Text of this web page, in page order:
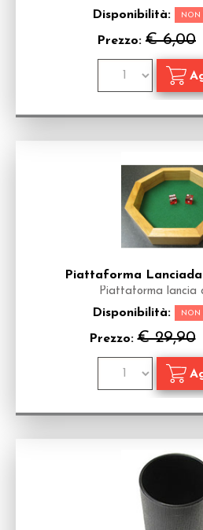
Disponibilità: NON
Prezzo: € 6,00
Piattaforma
Piattaforma lancia
Disponibilità: NON
Prezzo:€ 29,90